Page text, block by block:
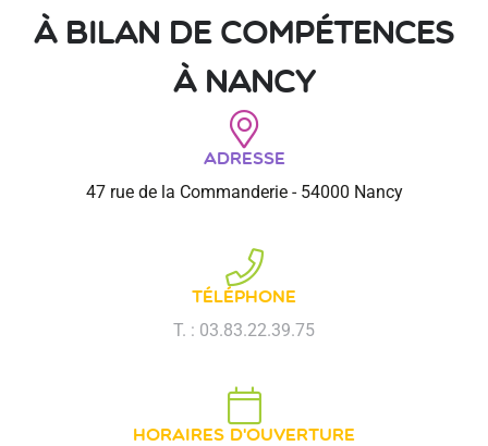
à Bilan de compétences
à Nancy
Adresse
47 rue de la Commanderie - 54000 Nancy
Téléphone
T. : 03.83.22.39.75
Horaires d'ouverture